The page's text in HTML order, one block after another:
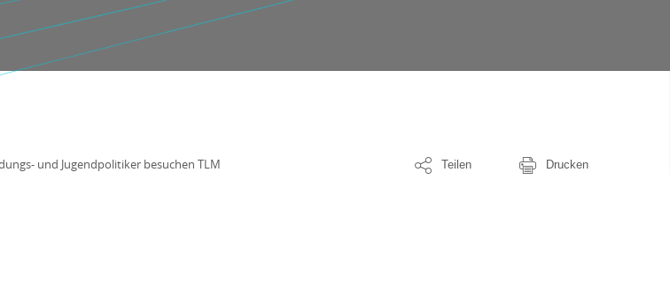
und Jugendpolitiker besuchen TLM Teilen Drucken